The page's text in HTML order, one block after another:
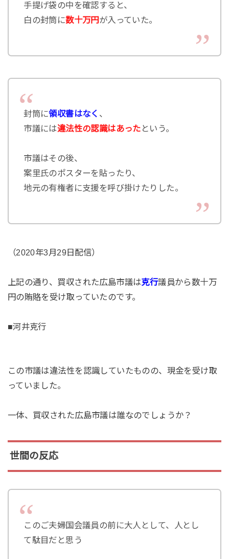
手提げ袋の中を確認すると、
白の封筒に数十万円 が入っていた。
封筒に領収書はなく 、
市議には違法性の認識はあった という。
市議はその後、
案里氏のポスターを貼ったり、
地元の有権者に支援を呼び掛けたりした。
（2020年3月29日配信）
上記の通り、買収された広島市議は克行議員から数十万
円の賄賂を受け取っていたのです。
■河井克行
この市議は違法性を認識していたものの、現金を受け取
っていました。
一体、買収された広島市議は誰なのでしょうか？
世間の反応
このご夫婦国会議員の前に大人として、人とし
て駄目だと思う